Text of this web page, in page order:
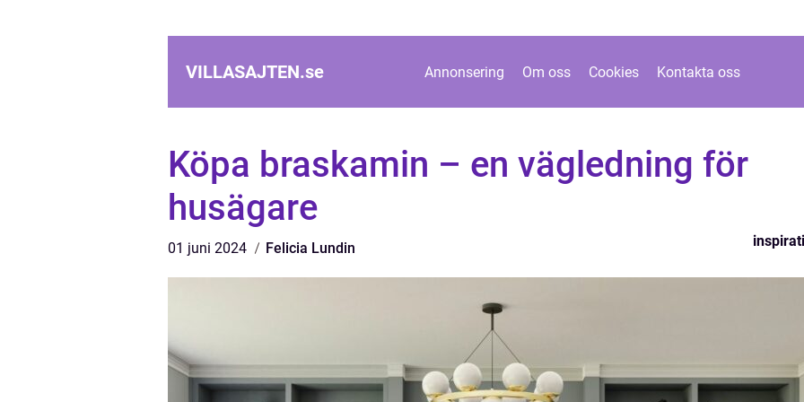
VILLASAJTEN.se Annonsering Om oss Cookies Kontakta oss
Köpa braskamin – en vägledning för
husägare
01 juni 2024 Felicia Lundin